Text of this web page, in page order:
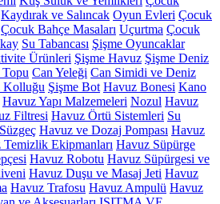
Kaydırak ve Salıncak Oyun Evleri Çocuk
Çocuk Bahçe Masaları Uçurtma Çocuk
Su Tabancası Şişme Oyuncaklar
Ürünleri Şişme Havuz Şişme Deniz
Can Yeleği Can Simidi ve Deniz
Kolluğu Şişme Bot Havuz Bonesi Kano
Havuz Yapı Malzemeleri Nozul Havuz
Filtresi Havuz Örtü Sistemleri Su
Havuz ve Dozaj Pompası Havuz
Temizlik Ekipmanları Havuz Süpürge
Havuz Robotu Havuz Süpürgesi ve
Havuz Duşu ve Masaj Jeti Havuz
Havuz Trafosu Havuz Ampulü Havuz